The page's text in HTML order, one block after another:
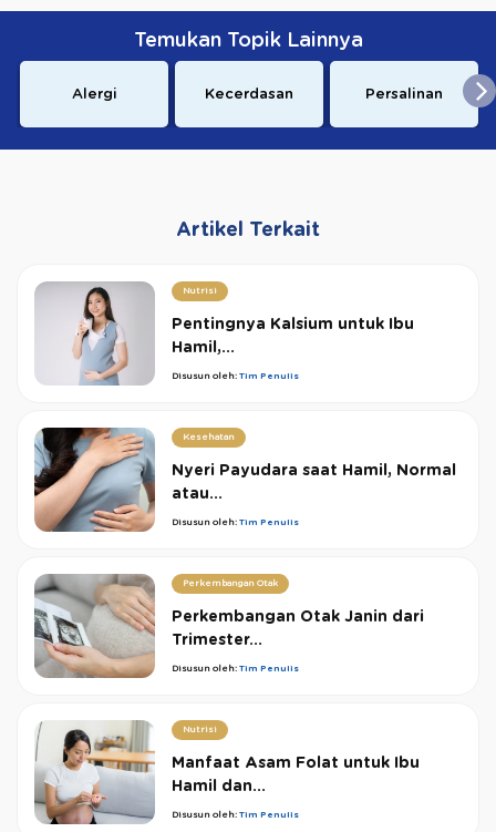
Temukan Topik Lainnya
Alergi Kecerdasan Persalinan
Artikel Terkait
Nutrisi
Pentingnya Kalsium untuk Ibu
Hamil,...
Disusun oleh: Tim Penulis
Kesehatan
Nyeri Payudara saat Hamil, Normal
atau...
Disusun oleh: Tim Penulis
Perkembangan Otak
Perkembangan Otak Janin dari
Trimester...
Disusun oleh: Tim Penulis
Nutrisi
Manfaat Asam Folat untuk Ibu
Hamil dan...
Disusun oleh: Tim Penulis